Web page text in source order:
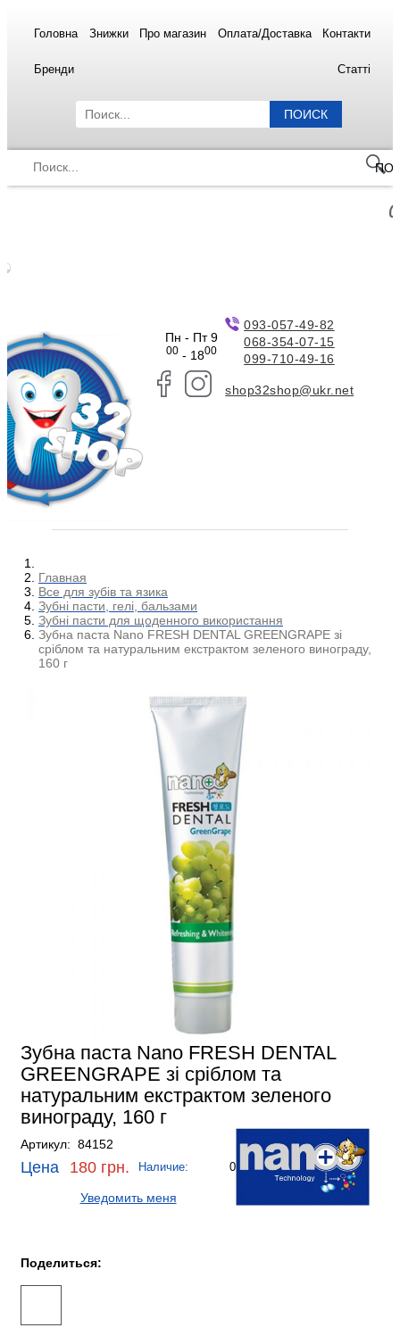
Головна Знижки Про магазин Оплата/Доставка Контакти
Бренди Статті
ПОИСК
Пн - Пт 9
00- 1800
093-057-49-82
068-354-07-15
099-710-49-16
shop32shop@ukr.net
Главная
Все для зубів та язика
Зубні пасти, гелі, бальзами
Зубні пасти для щоденного використання
Зубна паста Nano FRESH DENTAL GREENGRAPE зі
сріблом та натуральним екстрактом зеленого винограду,
160 г
Зубна паста Nano FRESH DENTAL
GREENGRAPE зі сріблом та
натуральним екстрактом зеленого
винограду, 160 г
Артикул: 84152
Цена 180 грн. Наличие: 0
Уведомить меня
Поделиться: